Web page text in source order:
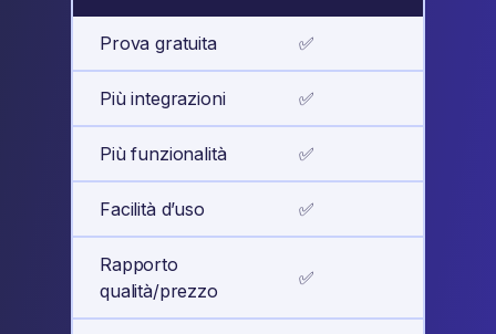
Prova gratuita ✅
Più integrazioni ✅
Più funzionalità ✅
Facilità d’uso ✅
Rapporto
qualità/prezzo
✅